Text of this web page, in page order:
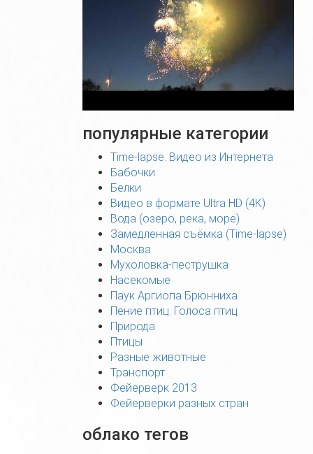
популярные категории
Time-lapse. Видео из Интернета
Бабочки
Белки
Видео в формате Ultra HD (4K)
Вода (озеро, река, море)
Замедленная съёмка (Time-lapse)
Москва
Мухоловка-пеструшка
Насекомые
Паук Аргиопа Брюнниха
Пение птиц. Голоса птиц
Природа
Птицы
Разные животные
Транспорт
Фейерверк 2013
Фейерверки разных стран
облако тегов